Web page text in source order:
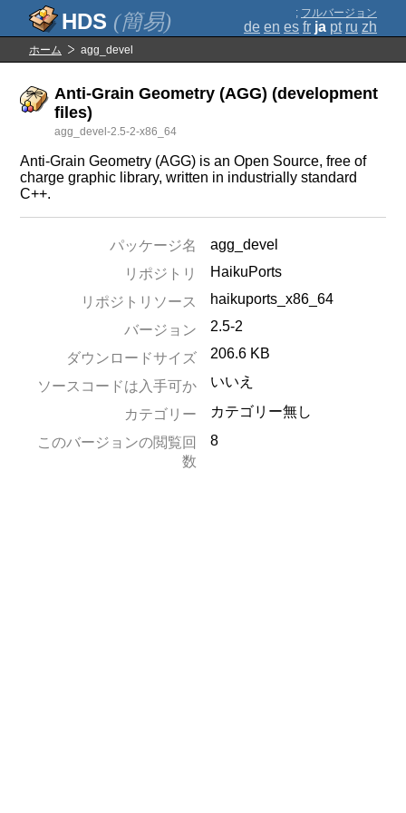
(簡易) ; フルバージョン
de en es fr ja pt ru zh
ホーム agg_devel
Anti-Grain Geometry (AGG) (development
files)
agg_devel-2.5-2-x86_64
Anti-Grain Geometry (AGG) is an Open Source, free of
charge graphic library, written in industrially standard
C++.
パッケージ名
agg_devel
リポジトリ
HaikuPorts
リポジトリソース
haikuports_x86_64
バージョン
2.5-2
ダウンロードサイズ 206.6 KB
ソースコードは入手可か いいえ
カテゴリー
カテゴリー無し
このバージョンの閲覧回
数
8